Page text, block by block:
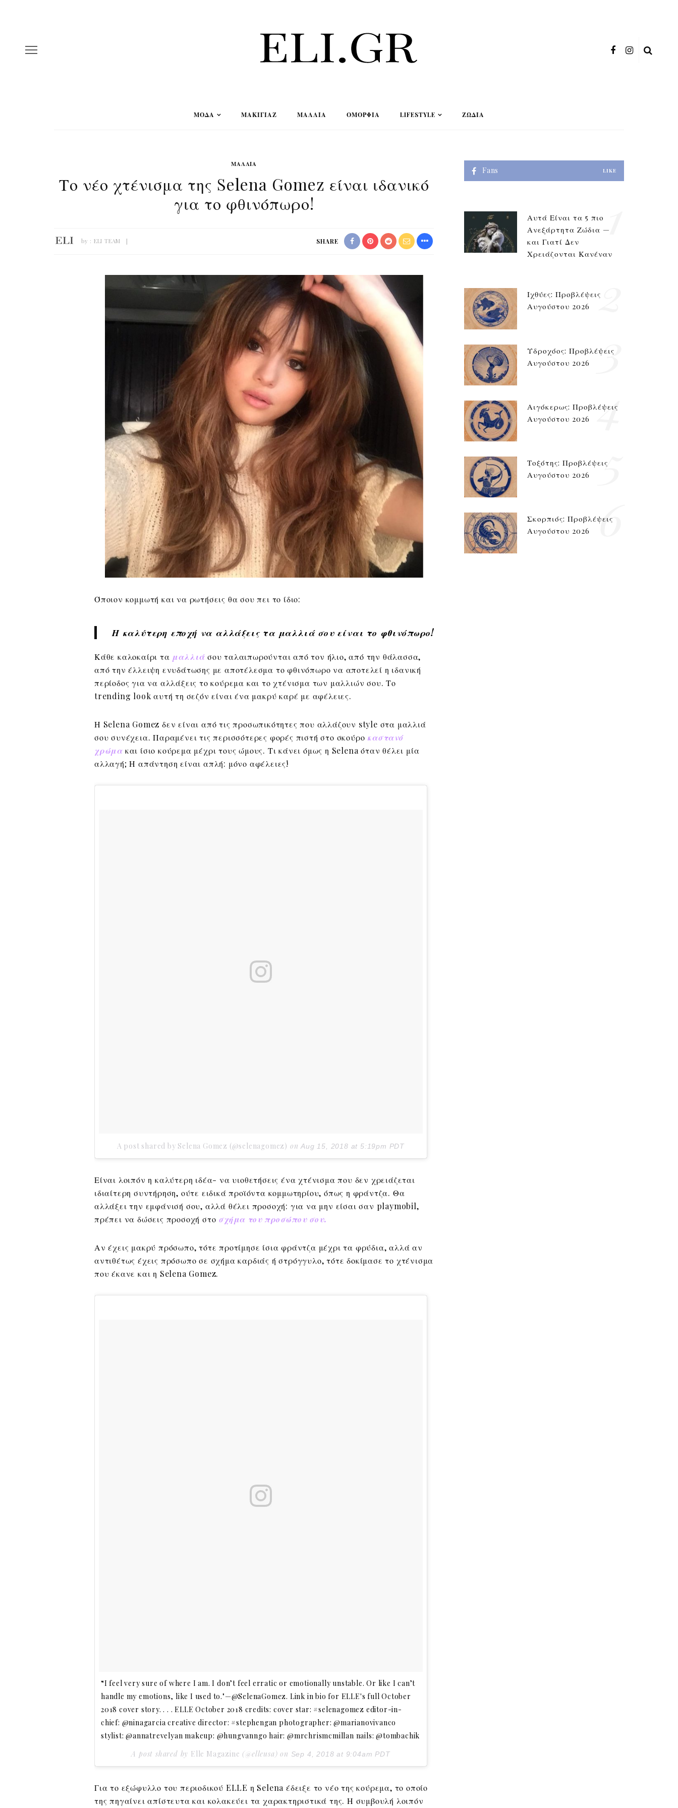
ΜΟΔΑ ΜΑΚΙΓΙΆΖ ΜΑΛΛΙΆ ΟΜΟΡΦΙΆ LIFESTYLE ΖΏΔΙΑ
ΜΑΛΛΙΆ
Το νέο χτένισμα της Selena Gomez είναι ιδανικό
για το φθινόπωρο!
by : ELI TEAM SHARE
Όποιον κομμωτή και να ρωτήσεις θα σου πει το ίδιο:
Η καλύτερη εποχή να αλλάξεις τα μαλλιά σου είναι το φθινόπωρο!
Κάθε καλοκαίρι τα μαλλιά σου ταλαιπωρούνται από τον ήλιο, από την θάλασσα,
από την έλλειψη ενυδάτωσης με αποτέλεσμα το φθινόπωρο να αποτελεί η ιδανική
περίοδος για να αλλάξεις το κούρεμα και το χτένισμα των μαλλιών σου. Το
trending look αυτή τη σεζόν είναι ένα μακρύ καρέ με αφέλειες.
Η Selena Gomez δεν είναι από τις προσωπικότητες που αλλάζουν style στα μαλλιά
σου συνέχεια. Παραμένει τις περισσότερες φορές πιστή στο σκούρο καστανό
χρώμα και ίσιο κούρεμα μέχρι τους ώμους. Τι κάνει όμως η Selena όταν θέλει μία
αλλαγή; Η απάντηση είναι απλή: μόνο αφέλειες!
A post shared by Selena Gomez (@selenagomez) onAug 15, 2018 at 5:19pm PDT
Είναι λοιπόν η καλύτερη ιδέα- να υιοθετήσεις ένα χτένισμα που δεν χρειάζεται
ιδιαίτερη συντήρηση, ούτε ειδικά προϊόντα κομμωτηρίου, όπως η φράντζα. Θα
αλλάξει την εμφάνισή σου, αλλά θέλει προσοχή: για να μην είσαι σαν playmobil,
πρέπει να δώσεις προσοχή στο σχήμα του προσώπου σου.
Αν έχεις μακρύ πρόσωπο, τότε προτίμησε ίσια φράντζα μέχρι τα φρύδια, αλλά αν
αντιθέτως έχεις πρόσωπο σε σχήμα καρδιάς ή στρόγγυλο, τότε δοκίμασε το χτένισμα
που έκανε και η Selena Gomez.
“I feel very sure of where I am. I don’t feel erratic or emotionally unstable. Or like I can’t
handle my emotions, like I used to."—@SelenaGomez. Link in bio for ELLE's full October
2018 cover story. . . . ELLE October 2018 credits: cover star: #selenagomez editor-in-
chief: @ninagarcia creative director: #stephengan photographer: @marianovivanco
stylist: @annatrevelyan makeup: @hungvanngo hair: @mrchrismcmillan nails: @tombachik
A post shared by Elle Magazine (@elleusa) on Sep 4, 2018 at 9:04am PDT
Για το εξώφυλλο του περιοδικού ELLE η Selena έδειξε το νέο της κούρεμα, το οποίο
της πηγαίνει απίστευτα και κολακεύει τα χαρακτηριστικά της. Η συμβουλή λοιπόν
Fans LIKE
Αυτά Είναι τα 5 πιο
Ανεξάρτητα Ζώδια —
και Γιατί Δεν
Χρειάζονται Κανέναν
1
Ιχθύες: Προβλέψεις
Αυγούστου 2026
2
Υδροχόος: Προβλέψεις
Αυγούστου 2026
3
Αιγόκερως: Προβλέψεις
Αυγούστου 2026
4
Τοξότης: Προβλέψεις
Αυγούστου 2026
5
Σκορπιός: Προβλέψεις
Αυγούστου 2026
6